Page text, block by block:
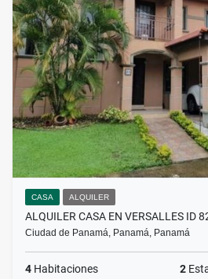
CASA ALQUILER
ALQUILER CASA EN VERSALLES ID
Ciudad de Panamá, Panamá, Panamá
4 Habitaciones 2